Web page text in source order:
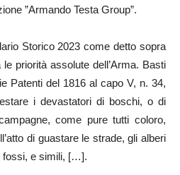
”Armando Testa Group”.
Storico 2023 come detto sopra
priorità assolute dell’Arma. Basti
Patenti del 1816 al capo V, n. 34,
i devastatori di boschi, o di
come pure tutti coloro,
di guastare le strade, gli alberi
fossi, e simili, […].